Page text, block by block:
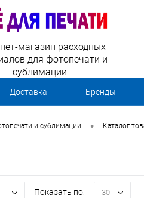
магазин расходных
для фотопечати и
сублимации
Доставка Бренды
и сублимации • Каталог
Показать по: 30